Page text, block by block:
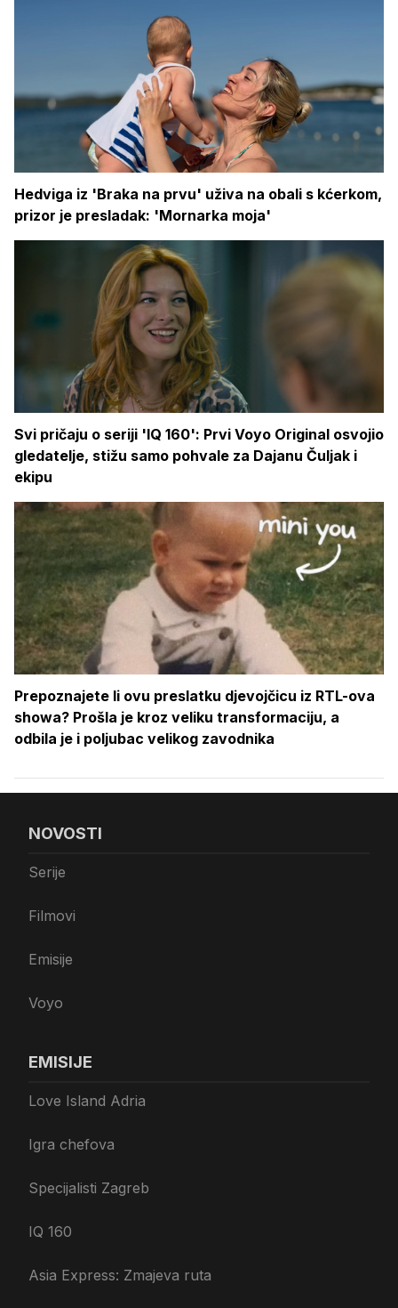
Hedviga iz 'Braka na prvu' uživa na obali s kćerkom,
prizor je presladak: 'Mornarka moja'
Svi pričaju o seriji 'IQ 160': Prvi Voyo Original osvojio
gledatelje, stižu samo pohvale za Dajanu Čuljak i
ekipu
Prepoznajete li ovu preslatku djevojčicu iz RTL-ova
showa? Prošla je kroz veliku transformaciju, a
odbila je i poljubac velikog zavodnika
NOVOSTI
Serije
Filmovi
Emisije
Voyo
EMISIJE
Love Island Adria
Igra chefova
Specijalisti Zagreb
IQ 160
Asia Express: Zmajeva ruta